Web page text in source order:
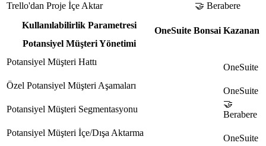
Trello'dan Proje İçe Aktar
🤝 Berabere
Kullanılabilirlik Parametresi
OneSuite Bonsai Kazanan
Potansiyel Müşteri Yönetimi
Potansiyel Müşteri Hattı
OneSuite
Özel Potansiyel Müşteri Aşamaları
OneSuite
Potansiyel Müşteri Segmentasyonu
🤝
Berabere
Potansiyel Müşteri İçe/Dışa Aktarma
OneSuite